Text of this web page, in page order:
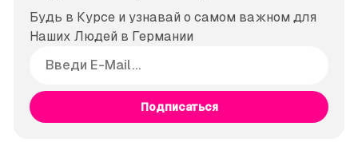
Будь в Курсе и узнавай о самом важном для
Наших Людей в Германии
Подписаться